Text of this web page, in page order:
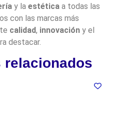
y laestética a todas las
con las marcas más
calidad, innovación y el
destacar.
relacionados